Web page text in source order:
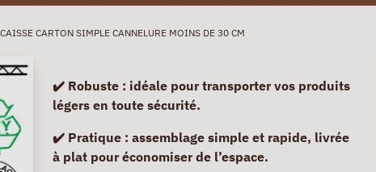
CAISSE CARTON SIMPLE CANNELURE MOINS DE 30 CM
✔️ Robuste : idéale pour transporter vos produits
légers en toute sécurité.
✔️ Pratique : assemblage simple et rapide, livrée
à plat pour économiser de l’espace.